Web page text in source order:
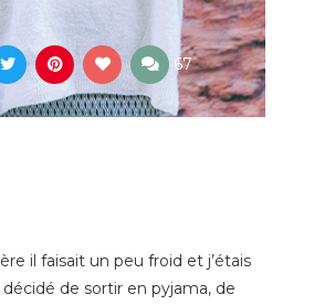
67
il faisait un peu froid et j’étais
de sortir en pyjama, de